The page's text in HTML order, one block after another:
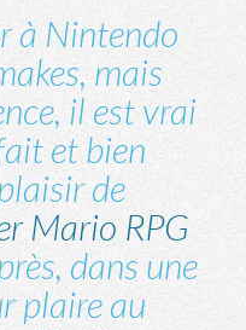
à Nintendo
mais
il est vrai
et bien
de
Mario RPG
dans une
plaire au